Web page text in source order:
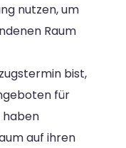
nutzen, um
Raum
bist,
für
haben
auf ihren